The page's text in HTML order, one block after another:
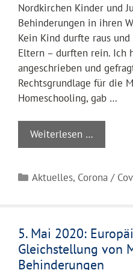
Nordkirchen Kinder und
Behinderungen in ihren
Kein Kind durfte raus
Eltern – durften rein. Ich
angeschrieben und
Rechtsgrundlage für die
Homeschooling, gab …
Weiterlesen …
Kategorien
Aktuelles, Corona /
5. Mai 2020:
Gleichstellung von
Behinderungen